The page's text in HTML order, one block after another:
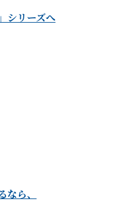
シリーズへ
ら、